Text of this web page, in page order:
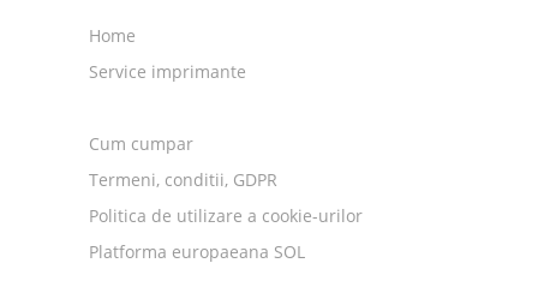
Home
Service imprimante
Cum cumpar
Termeni, conditii, GDPR
Politica de utilizare a cookie-urilor
Platforma europaeana SOL